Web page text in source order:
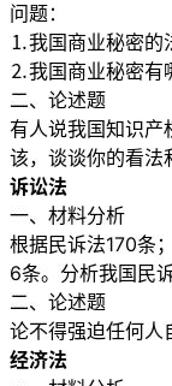
问题：
⒈我国商业秘密的
⒉我国商业秘密有
二、论述题
有人说我国知识产
该，谈谈你的看法
诉讼法
一、材料分析
根据民诉法170条
6条。分析我国民
二、论述题
论不得强迫任何人
经济法